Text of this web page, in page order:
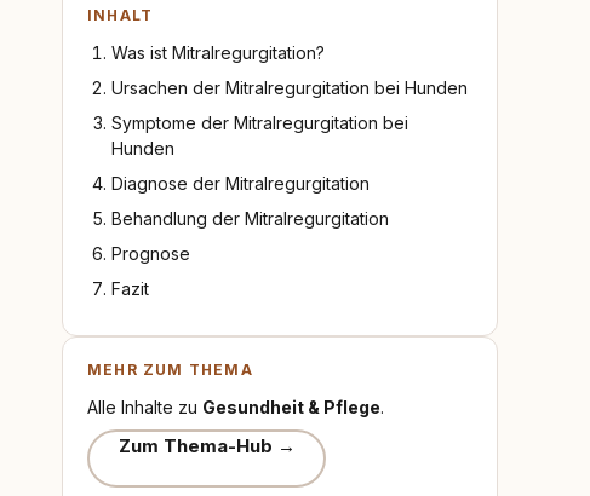
INHALT
Was ist Mitralregurgitation?
Ursachen der Mitralregurgitation bei Hunden
Symptome der Mitralregurgitation bei
Hunden
Diagnose der Mitralregurgitation
Behandlung der Mitralregurgitation
Prognose
Fazit
MEHR ZUM THEMA
Alle Inhalte zu Gesundheit & Pflege.
Zum Thema-Hub →